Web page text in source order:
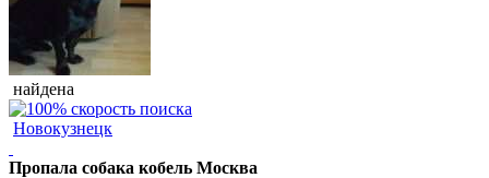
найдена
Новокузнецк
Пропала собака кобель Москва